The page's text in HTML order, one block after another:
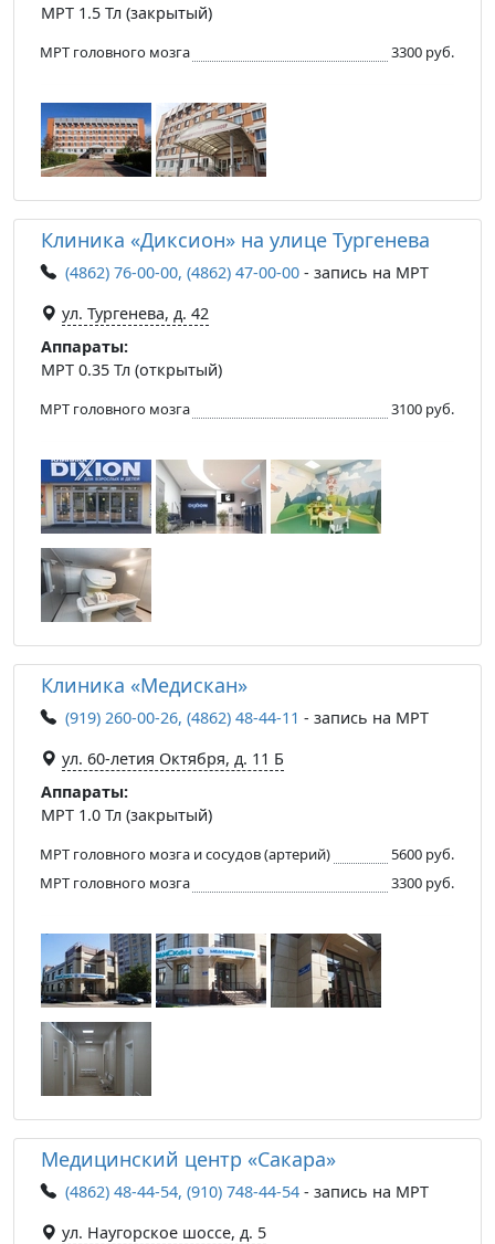
МРТ 1.5 Тл (закрытый)
МРТ головного мозга 3300 руб.
Клиника «Диксион» на улице Тургенева
(4862) 76-00-00, (4862) 47-00-00 - запись на МРТ
ул. Тургенева, д. 42
Аппараты:
МРТ 0.35 Тл (открытый)
МРТ головного мозга 3100 руб.
Клиника «Медискан»
(919) 260-00-26, (4862) 48-44-11 - запись на МРТ
ул. 60-летия Октября, д. 11 Б
Аппараты:
МРТ 1.0 Тл (закрытый)
МРТ головного мозга и сосудов (артерий)
5600 руб.
МРТ головного мозга
3300 руб.
Медицинский центр «Сакара»
(4862) 48-44-54, (910) 748-44-54 - запись на МРТ
ул. Наугорское шоссе, д. 5